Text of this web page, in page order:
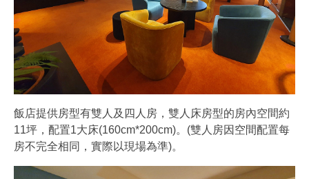
飯店提供房型有雙人及四人房，雙人床房型的房內空間約
11坪，配置1大床(160cm*200cm)。(雙人房因空間配置每
房不完全相同，實際以現場為準)。